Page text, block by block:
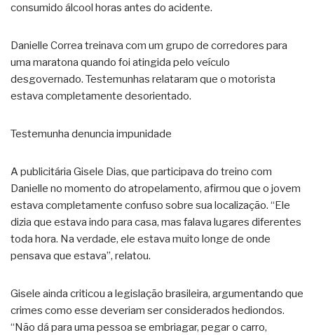
consumido álcool horas antes do acidente.
Danielle Correa treinava com um grupo de corredores para
uma maratona quando foi atingida pelo veículo
desgovernado. Testemunhas relataram que o motorista
estava completamente desorientado.
Testemunha denuncia impunidade
A publicitária Gisele Dias, que participava do treino com
Danielle no momento do atropelamento, afirmou que o jovem
estava completamente confuso sobre sua localização. “Ele
dizia que estava indo para casa, mas falava lugares diferentes
toda hora. Na verdade, ele estava muito longe de onde
pensava que estava”, relatou.
Gisele ainda criticou a legislação brasileira, argumentando que
crimes como esse deveriam ser considerados hediondos.
“Não dá para uma pessoa se embriagar, pegar o carro,